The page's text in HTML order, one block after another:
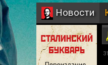
Новости